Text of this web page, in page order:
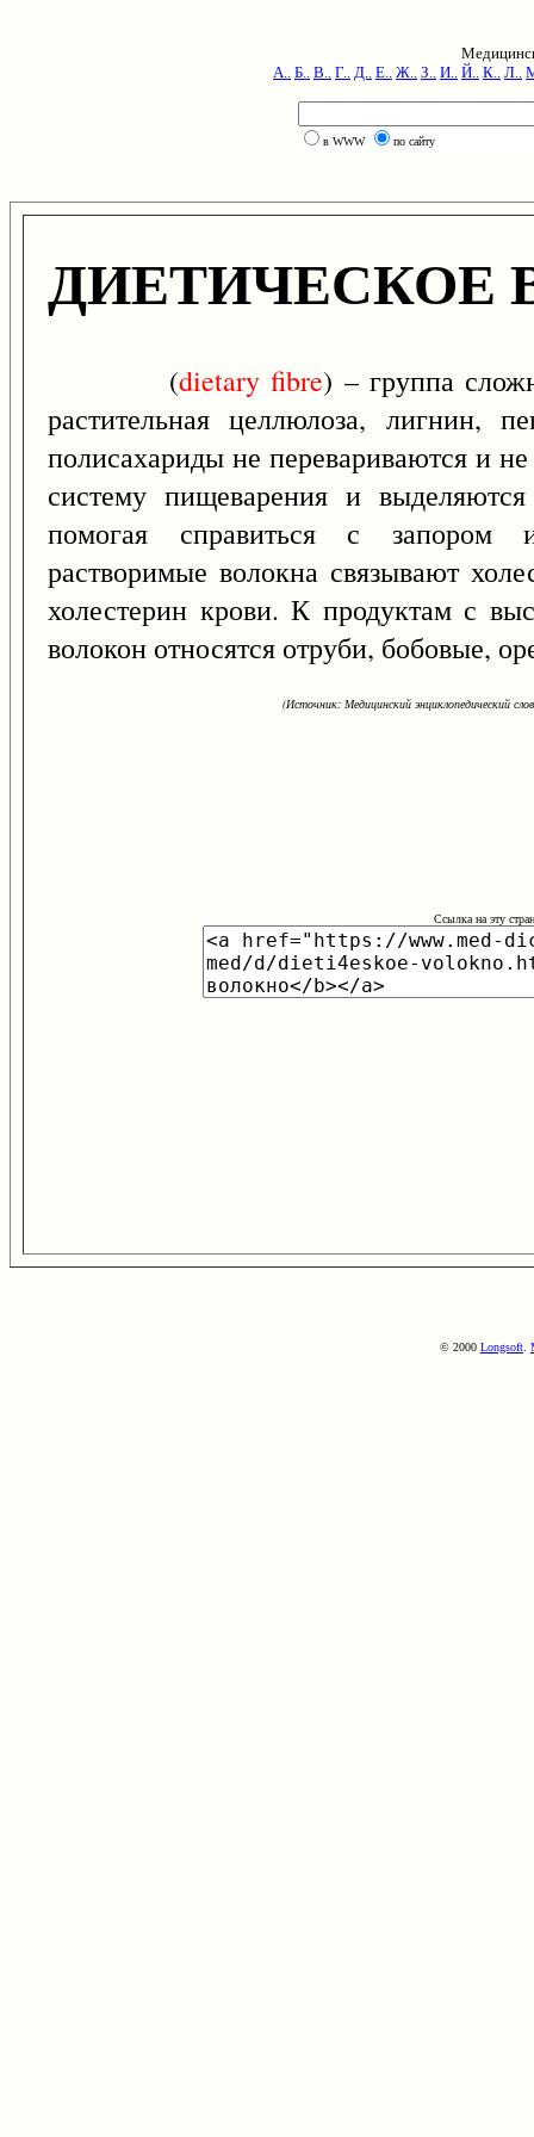
А.. Б.. В.. Г.. Д.. Е.. Ж.. З.. И.. Й.. К.. Л..
в WWW по сайту
ДИЕТИЧЕСКОЕ
(dietary fibre) – группа
растительная целлюлоза, лигнин,
полисахариды не перевариваются и
систему пищеварения и
помогая справиться с запором
растворимые волокна связывают
холестерин крови. К продуктам с
волокон относятся отруби, бобовые,
(Источник: Медицинский энциклопедический
Ссылка на эту
© 2000 Longsoft